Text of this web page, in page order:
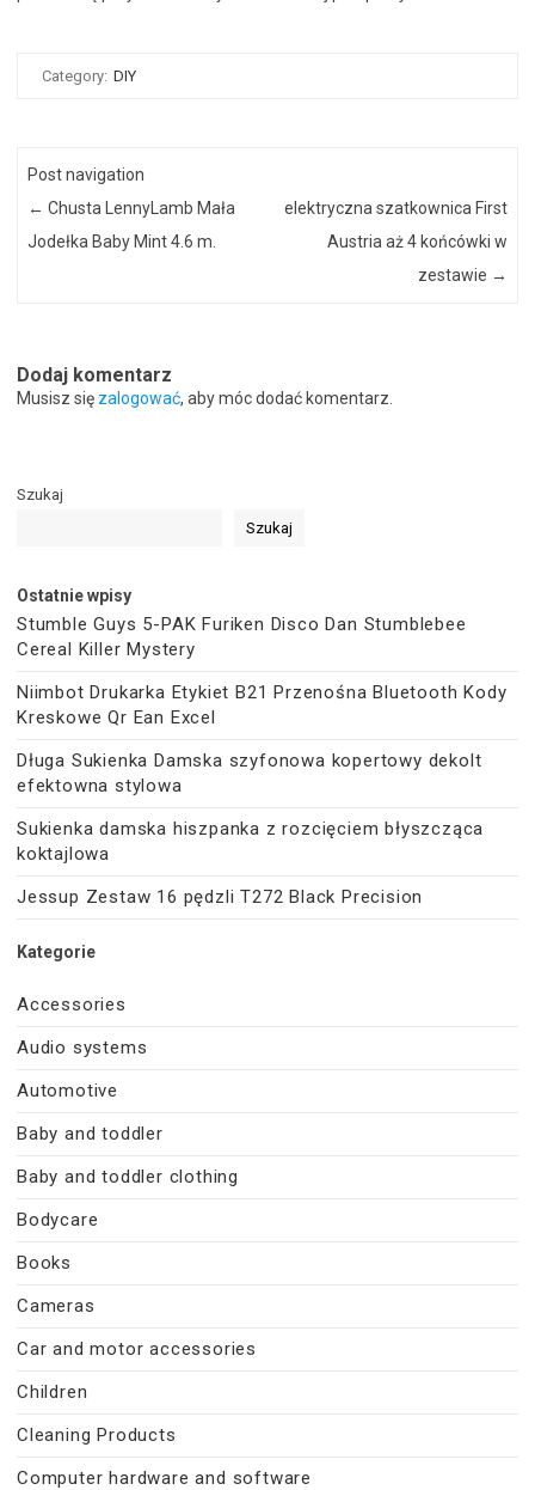
Category: DIY
Post navigation
← Chusta LennyLamb Mała
Jodełka Baby Mint 4.6 m.
elektryczna szatkownica First
Austria aż 4 końcówki w
zestawie →
Dodaj komentarz
Musisz się zalogować, aby móc dodać komentarz.
Szukaj
Szukaj
Ostatnie wpisy
Stumble Guys 5-PAK Furiken Disco Dan Stumblebee
Cereal Killer Mystery
Niimbot Drukarka Etykiet B21 Przenośna Bluetooth Kody
Kreskowe Qr Ean Excel
Długa Sukienka Damska szyfonowa kopertowy dekolt
efektowna stylowa
Sukienka damska hiszpanka z rozcięciem błyszcząca
koktajlowa
Jessup Zestaw 16 pędzli T272 Black Precision
Kategorie
Accessories
Audio systems
Automotive
Baby and toddler
Baby and toddler clothing
Bodycare
Books
Cameras
Car and motor accessories
Children
Cleaning Products
Computer hardware and software